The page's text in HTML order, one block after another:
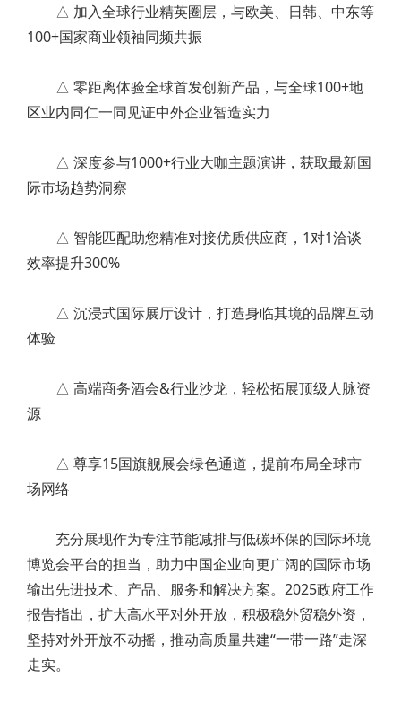
△ 加入全球行业精英圈层，与欧美、日韩、中东等
100+国家商业领袖同频共振
△ 零距离体验全球首发创新产品，与全球100+地
区业内同仁一同见证中外企业智造实力
△ 深度参与1000+行业大咖主题演讲，获取最新国
际市场趋势洞察
△ 智能匹配助您精准对接优质供应商，1对1洽谈
效率提升300%
△ 沉浸式国际展厅设计，打造身临其境的品牌互动
体验
△ 高端商务酒会&行业沙龙，轻松拓展顶级人脉资
源
△ 尊享15国旗舰展会绿色通道，提前布局全球市
场网络
充分展现作为专注节能减排与低碳环保的国际环境
博览会平台的担当，助力中国企业向更广阔的国际市场
输出先进技术、产品、服务和解决方案。2025政府工作
报告指出，扩大高水平对外开放，积极稳外贸稳外资，
坚持对外开放不动摇，推动高质量共建“一带一路”走深
走实。